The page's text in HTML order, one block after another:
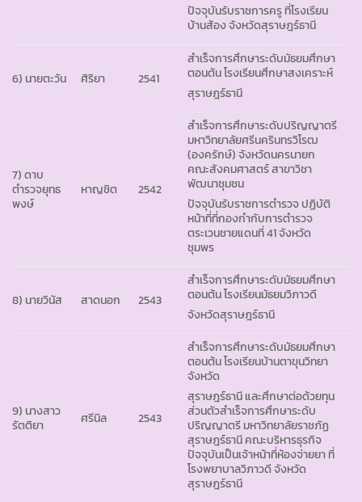
ปัจจุบันรับราชการครู ที่โรงเรียน
บ้านส้อง จังหวัดสุราษฎร์ธานี
6) นายตะวัน ศิริยา 2541
สำเร็จการศึกษาระดับมัธยมศึกษา
ตอนต้น โรงเรียนศึกษาสงเคราะห์
สุราษฎร์ธานี
7) ดาบ
ตำรวจยุทธ
พงษ์
หาญชิต 2542
สำเร็จการศึกษาระดับปริญญาตรี
มหาวิทยาลัยศรีนครินทรวิโรฒ
(องครักษ์) จังหวัดนครนายก
คณะสังคมศาสตร์ สาขาวิชา
พัฒนาชุมชน
ปัจจุบันรับราชการตำรวจ ปฏิบัติ
หน้าที่ที่กองกำกับการตำรวจ
ตระเวนชายแดนที่ 41 จังหวัด
ชุมพร
8) นายวินัส สาดนอก 2543
สำเร็จการศึกษาระดับมัธยมศึกษา
ตอนต้น โรงเรียนมัธยมวิภาวดี
จังหวัดสุราษฎร์ธานี
9) นางสาว
รัตติยา
ศรีนิล 2543
สำเร็จการศึกษาระดับมัธยมศึกษา
ตอนต้น โรงเรียนบ้านตาขุนวิทยา
จังหวัด
สุราษฎร์ธานี และศึกษาต่อด้วยทุน
ส่วนตัวสำเร็จการศึกษาระดับ
ปริญญาตรี มหาวิทยาลัยราชภัฏ
สุราษฎร์ธานี คณะบริหารธุรกิจ
ปัจจุบันเป็นเจ้าหน้าที่ห้องจ่ายยา ที่
โรงพยาบาลวิภาวดี จังหวัด
สุราษฎร์ธานี